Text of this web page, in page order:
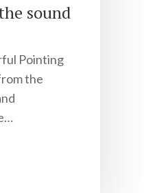
sound
Pointing
the